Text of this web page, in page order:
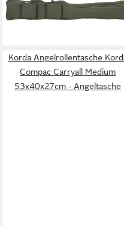
53,99 €
leider ausverkauft
Korda Angelrollentasche
Compac Carryall Medium
53x40x27cm - Angeltasche